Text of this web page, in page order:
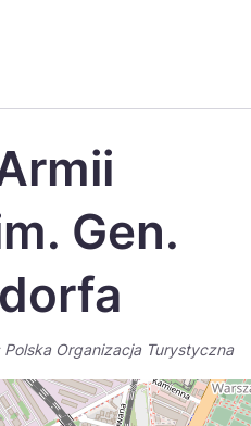
日本
Gen.
Polska Organizacja Turystyczna